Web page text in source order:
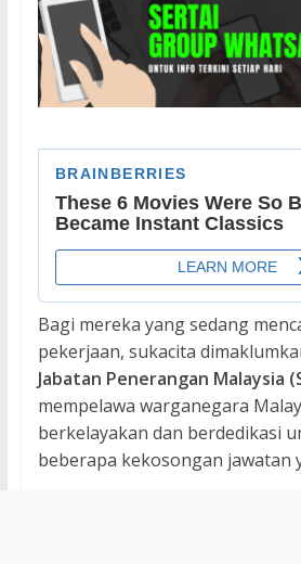
Bagi mereka yang sedang
pekerjaan, sukacita
Jabatan Penerangan Malaysia
mempelawa warganegara
berkelayakan dan berdedikasi
beberapa kekosongan jawatan